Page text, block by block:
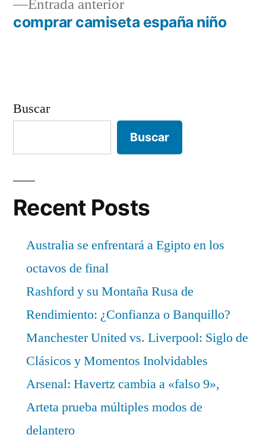
de
entradas
Entrada anteriorEntrada
anterior:
comprar camiseta españa niño
Buscar
Buscar
Recent Posts
Australia se enfrentará a Egipto en los
octavos de final
Rashford y su Montaña Rusa de
Rendimiento: ¿Confianza o Banquillo?
Manchester United vs. Liverpool: Siglo de
Clásicos y Momentos Inolvidables
Arsenal: Havertz cambia a «falso 9»,
Arteta prueba múltiples modos de
delantero